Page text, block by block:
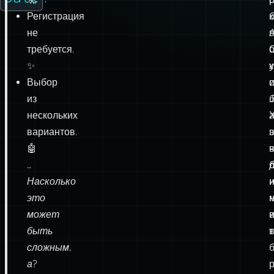
Регистрация
не
требуется.
✨
Выбор
из
нескольких
вариантов.
🤖
…
Насколько
это
может
быть
сложным,
а?
к
и